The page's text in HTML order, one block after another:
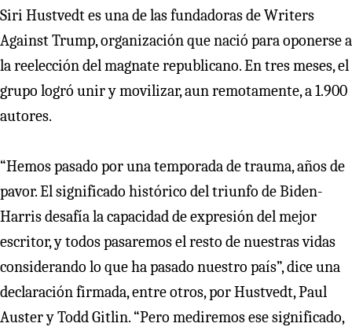
Siri Hustvedt es una de las fundadoras de Writers
Against Trump, organización que nació para oponerse a
la reelección del magnate republicano. En tres meses, el
grupo logró unir y movilizar, aun remotamente, a 1.900
autores.
“Hemos pasado por una temporada de trauma, años de
pavor. El significado histórico del triunfo de Biden-
Harris desafía la capacidad de expresión del mejor
escritor, y todos pasaremos el resto de nuestras vidas
considerando lo que ha pasado nuestro país”, dice una
declaración firmada, entre otros, por Hustvedt, Paul
Auster y Todd Gitlin. “Pero mediremos ese significado,